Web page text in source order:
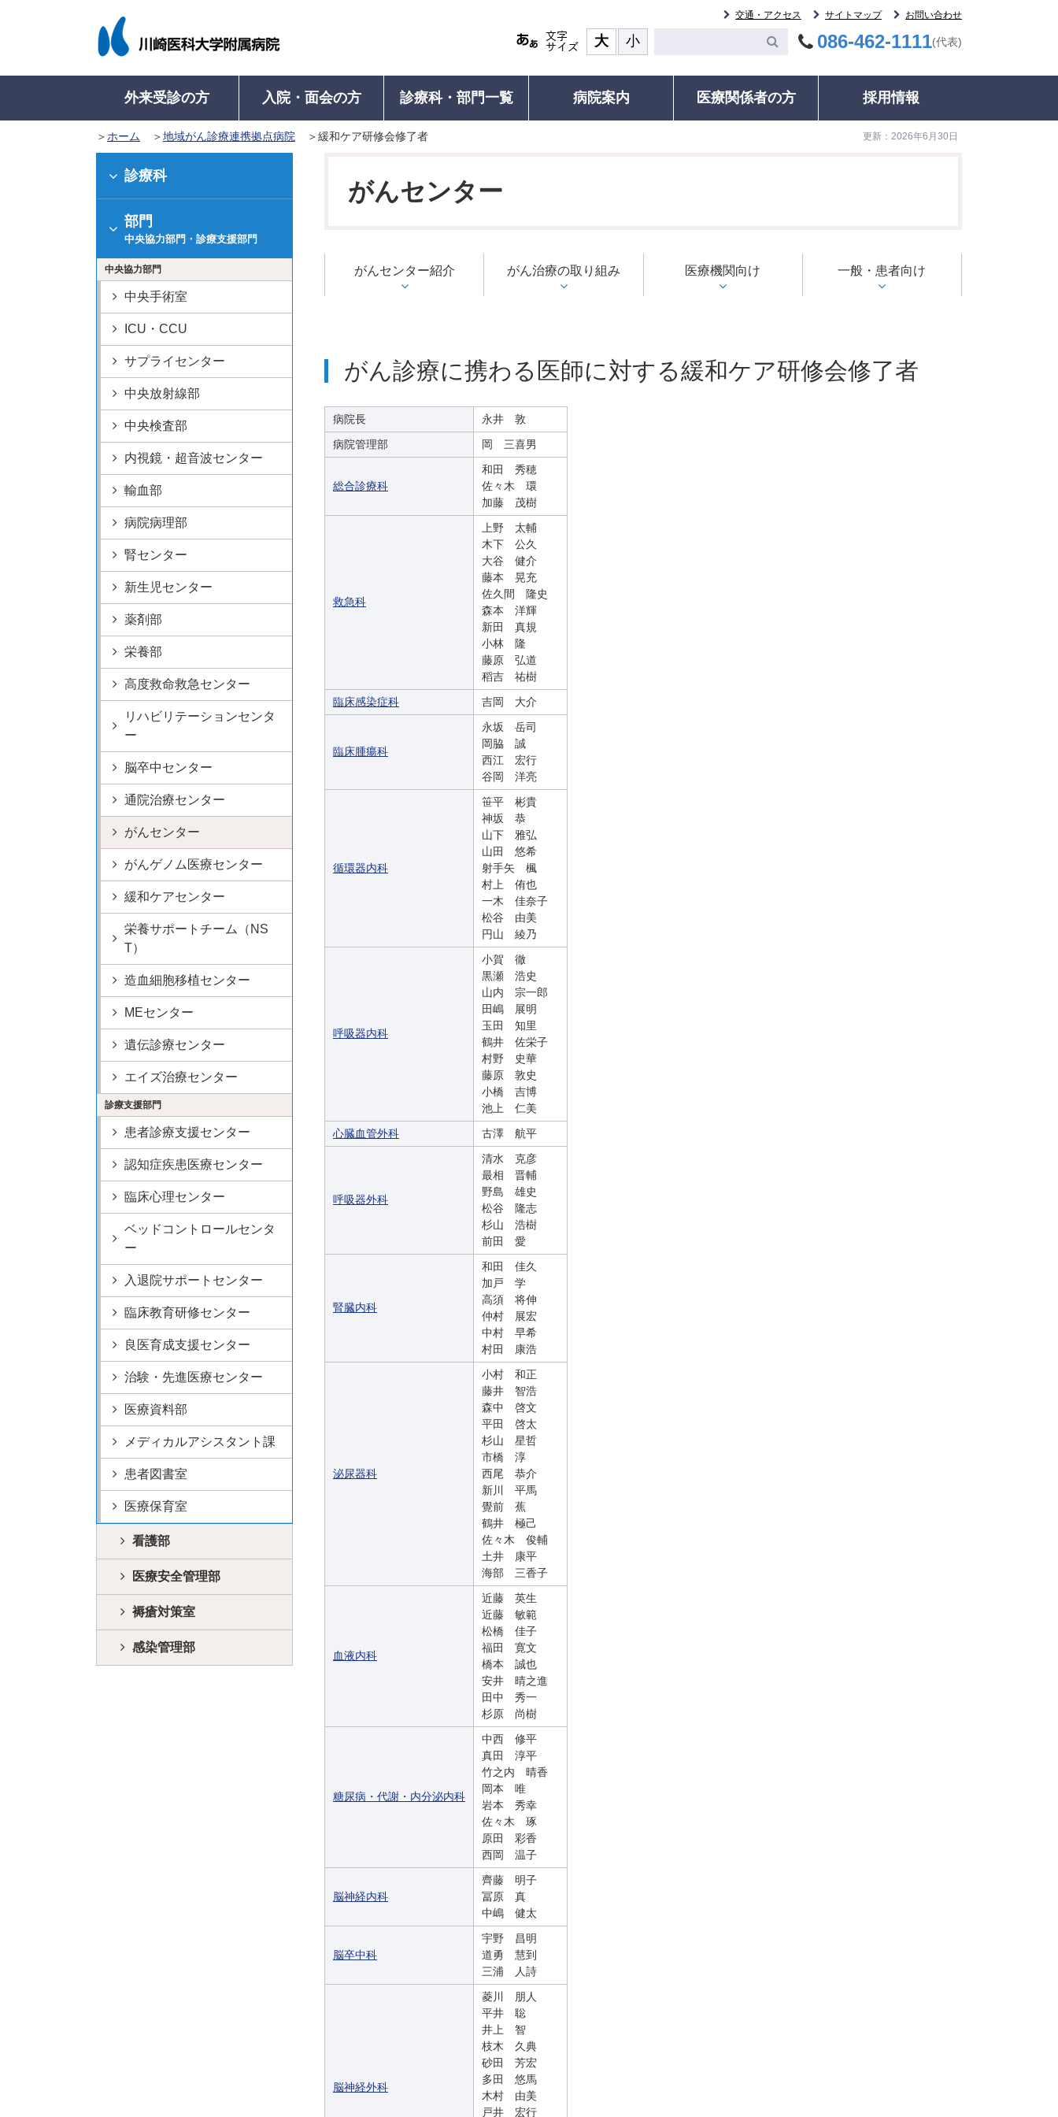
交通・アクセス サイトマップ お問い合わせ
大 小 086-462-1111(代表)
外来受診の方
病名から診療科を探す
外来診療表
外来受診について
（初めて受診される方）
健康診断で精密検査対象の方
診療科・部門一覧
かかりつけ医を推奨しています
救急受診のご案内
各種証明書の発行
診療記録（カルテ等）開
医療福祉相談
後発医薬品のある先発医
入院・面会の方
入院について
入院のご案内
入院に際してのお願い
入院生活について
入院の手続き
入院のご準備
入院中のお部屋
診療科・部門一覧 病院案内
病院概要
病院長挨拶
理念・基本方針
医療安全管理指針
倫理指針
意思決定支援に関する指
病院沿革
病院組織図
病院情報
特定機能病院
指定医療機関
病院機能評価認定
高次脳機能障害及びその
関連障害に対する支援普
附属病院50周年記念誌
患者の権利
川崎医科大学附属病院の子ども憲
患者満足度調査
施設基準等
施設紹介
ＮＣＤデータベース事業
医療関係者の方
病名から診療科を探す
医療関係者の方
診療科・部門一覧
外来診療表
採用情報
ホーム 地域がん診療連携拠点病院 緩和ケア研修会修了者
がんセンター
更新：2026年6月30日
がんセンター紹介 がん治療の取り組み 医療機関向け 一般・患者向け
がん診療に携わる医師に対する緩和ケア研修会修了者
病院長
永井 敦
病院管理部
岡 三喜男
総合診療科
和田 秀穂
佐々木 環
加藤 茂樹
救急科
上野 太輔
木下 公久
大谷 健介
藤本 晃充
佐久間 隆史
森本 洋輝
新田 真規
小林 隆
藤原 弘道
稻吉 祐樹
臨床感染症科
吉岡 大介
臨床腫瘍科
永坂 岳司
岡脇 誠
西江 宏行
谷岡 洋亮
循環器内科
笹平 彬貴
神坂 恭
山下 雅弘
山田 悠希
射手矢 楓
村上 侑也
一木 佳奈子
松谷 由美
円山 綾乃
呼吸器内科
小賀 徹
黒瀬 浩史
山内 宗一郎
田嶋 展明
玉田 知里
鶴井 佐栄子
村野 史華
藤原 敦史
小橋 吉博
池上 仁美
心臓血管外科
古澤 航平
呼吸器外科
清水 克彦
最相 晋輔
野島 雄史
松谷 隆志
杉山 浩樹
前田 愛
腎臓内科
和田 佳久
加戸 学
高須 将伸
仲村 展宏
中村 早希
村田 康浩
泌尿器科
小村 和正
藤井 智浩
森中 啓文
平田 啓太
杉山 星哲
市橋 淳
西尾 恭介
新川 平馬
覺前 蕉
鶴井 極己
佐々木 俊輔
土井 康平
海部 三香子
血液内科
近藤 英生
近藤 敏範
松橋 佳子
福田 寛文
橋本 誠也
安井 晴之進
田中 秀一
杉原 尚樹
糖尿病・代謝・内分泌内科
中西 修平
真田 淳平
竹之内 晴香
岡本 唯
岩本 秀幸
佐々木 琢
原田 彩香
西岡 温子
脳神経内科
齊藤 明子
冨原 真
中嶋 健太
脳卒中科
宇野 昌明
道勇 慧到
三浦 人詩
脳神経外科
菱川 朋人
平井 聡
井上 智
枝木 久典
砂田 芳宏
多田 悠馬
木村 由美
戸井 宏行
診療科
部門
中央協力部門・診療支援部門
中央協力部門
中央手術室
ICU・CCU
サプライセンター
中央放射線部
中央検査部
内視鏡・超音波センター
輸血部
病院病理部
腎センター
新生児センター
薬剤部
栄養部
高度救命救急センター
リハビリテーションセンタ
ー
脳卒中センター
通院治療センター
がんセンター
がんゲノム医療センター
緩和ケアセンター
栄養サポートチーム（NS
T）
造血細胞移植センター
MEセンター
遺伝診療センター
エイズ治療センター
診療支援部門
患者診療支援センター
認知症疾患医療センター
臨床心理センター
ベッドコントロールセンタ
ー
入退院サポートセンター
臨床教育研修センター
良医育成支援センター
治験・先進医療センター
医療資料部
メディカルアシスタント課
患者図書室
医療保育室
看護部
医療安全管理部
褥瘡対策室
感染管理部